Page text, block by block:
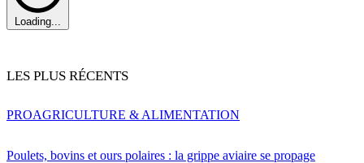
Loading...
LES PLUS RÉCENTS
Poulets, bovins et ours polaires : la grippe aviaire se propage
PROAGRICULTURE & ALIMENTATION